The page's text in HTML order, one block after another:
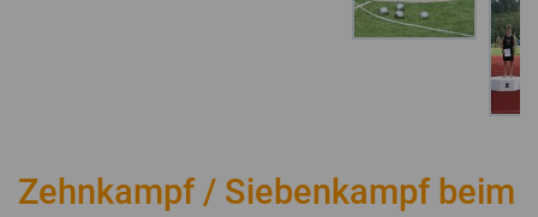
Zehnkampf / Siebenkampf beim